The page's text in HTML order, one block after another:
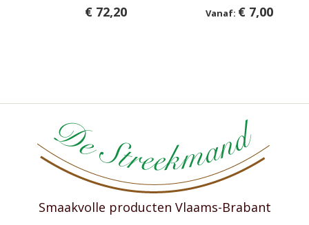
€ 72,20 € 7,00
Smaakvolle producten Vlaams-Brabant